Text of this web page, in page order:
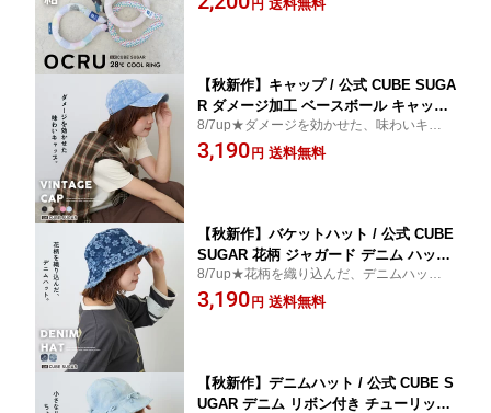
にくい 繰り返し使える 洗える ネッククー
円 送料無料
【秋新作】キャップ / 公式 CUBE SUGA
R ダメージ加工 ベースボール キャップ
(5色): アメカジ レディース 帽子 キャッ
プ 野球帽 古着風 カジュアル シンプル
8/7up★ダメージを効かせた、味わいキャッ
プ。綿100％ ツイル ダメージ加工 色落ち加
工 ヴィンテージ加工 ダメージ 無地 6パネル
3,190 円 送料無料
【秋新作】バケットハット / 公式 CUBE
SUGAR 花柄 ジャガード デニム ハット
(2色): アメカジ レディース 帽子 ハット
ジーンズ バケハ フラワー 総柄 日焼け
8/7up★花柄を織り込んだ、デニムハット。
綿100％ ジャガードデニム 花柄ジャガード
織り柄 バケットハット 色落ち加工 フリン
3,190 円 送料無料
【秋新作】デニムハット / 公式 CUBE S
UGAR デニム リボン付き チューリップ